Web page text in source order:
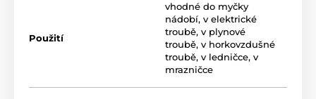
Použití
vhodné do myčky
nádobí, v elektrické
troubě, v plynové
troubě, v horkovzdušné
troubě, v ledničce, v
mrazničce